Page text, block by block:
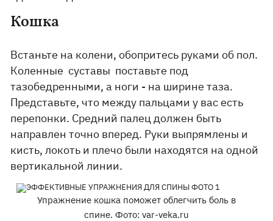
Кошка
Встаньте на колени, обопритесь руками об пол.
Коленные суставы поставьте под
тазобедренными, а ноги - на ширине таза.
Представьте, что между пальцами у вас есть
перепонки. Средний палец должен быть
направлен точно вперед. Руки выпрямлены и
кисть, локоть и плечо были находятся на одной
вертикальной линии.
Упражнение кошка поможет облегчить боль в
спине. Фото: var-veka.ru